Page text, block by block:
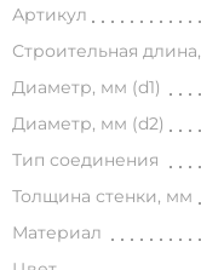
Артикул
Строительная
Диаметр, мм (d1)
Диаметр, мм (d2)
Тип соединения
Толщина стенки, мм
Материал